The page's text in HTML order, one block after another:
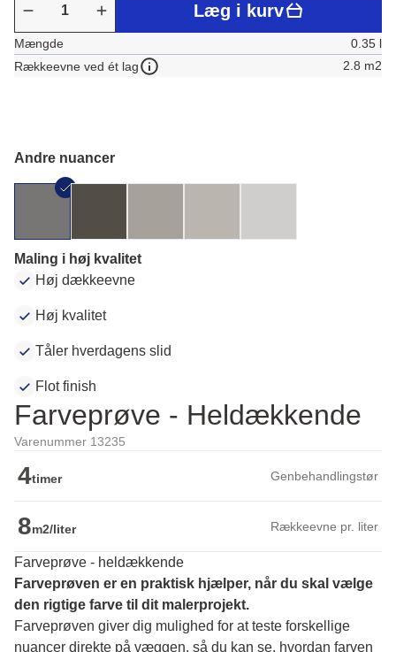
Læg i kurv
Mængde
0.35 l
Rækkeevne ved ét lag
2.8 m2
Andre nuancer
Maling i høj kvalitet
Høj dækkeevne
Høj kvalitet
Tåler hverdagens slid
Flot finish
Farveprøve - Heldækkende
Varenummer 13235
4timer Genbehandlingstør
8m2/liter Rækkeevne pr. liter
Farveprøve - heldækkende
Farveprøven er en praktisk hjælper, når du skal vælge
den rigtige farve til dit malerprojekt.
Farveprøven giver dig mulighed for at teste forskellige
nuancer direkte på væggen, så du kan se, hvordan farven